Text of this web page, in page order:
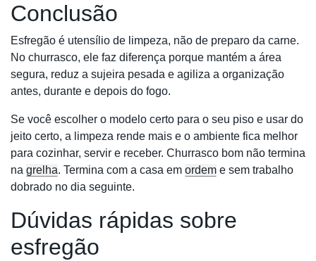
Conclusão
Esfregão é utensílio de limpeza, não de preparo da carne.
No churrasco, ele faz diferença porque mantém a área
segura, reduz a sujeira pesada e agiliza a organização
antes, durante e depois do fogo.
Se você escolher o modelo certo para o seu piso e usar do
jeito certo, a limpeza rende mais e o ambiente fica melhor
para cozinhar, servir e receber. Churrasco bom não termina
na grelha. Termina com a casa em ordem e sem trabalho
dobrado no dia seguinte.
Dúvidas rápidas sobre
esfregão